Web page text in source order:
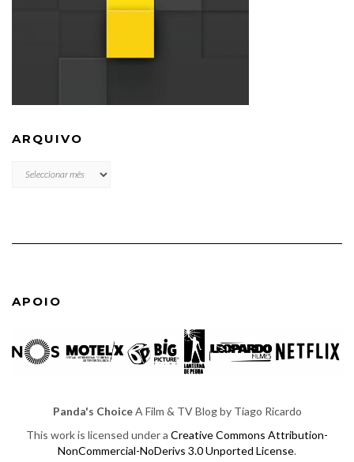
ARQUIVO
ARQUIVO
APOIO
Panda's ChoiceA Film & TV Blog by Tiago Ricardo
This work is licensed under a Creative Commons Attribution-
NonCommercial-NoDerivs 3.0 Unported License.